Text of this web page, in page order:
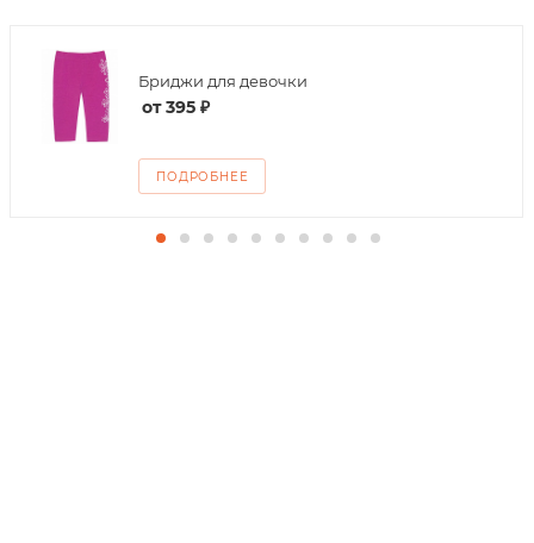
Бриджи для девочки
от395 ₽
ПОДРОБНЕЕ